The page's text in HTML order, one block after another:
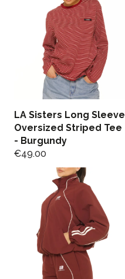
LA Sisters Long Sleeve
Oversized Striped Tee
- Burgundy
€49.00